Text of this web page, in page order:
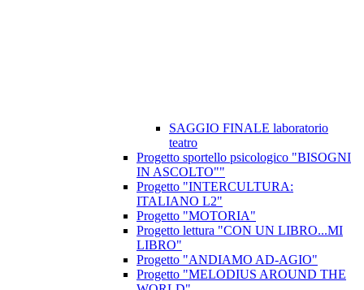
SAGGIO FINALE laboratorio
teatro
Progetto sportello psicologico "BISOGNI
IN ASCOLTO""
Progetto "INTERCULTURA:
ITALIANO L2"
Progetto "MOTORIA"
Progetto lettura "CON UN LIBRO...MI
LIBRO"
Progetto "ANDIAMO AD-AGIO"
Progetto "MELODIUS AROUND THE